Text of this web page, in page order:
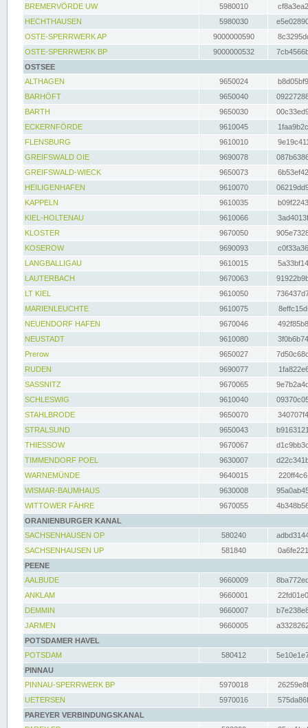
BREMERVÖRDE UW
5980010
HECHTHAUSEN
5980030
OSTE-SPERRWERK AP
9000000590
OSTE-SPERRWERK BP
9000000532
OSTSEE
ALTHAGEN
9650024
BARHÖFT
9650040
BARTH
9650030
ECKERNFÖRDE
9610045
FLENSBURG
9610010
GREIFSWALD OIE
9690078
GREIFSWALD-WIECK
9650073
HEILIGENHAFEN
9610070
KAPPELN
9610035
KIEL-HOLTENAU
9610066
KLOSTER
9670050
KOSEROW
9690093
LANGBALLIGAU
9610015
LAUTERBACH
9670063
LT KIEL
9610050
MARIENLEUCHTE
9610075
NEUENDORF HAFEN
9670046
NEUSTADT
9610080
Prerow
9650027
RUDEN
9690077
SASSNITZ
9670065
SCHLESWIG
9610040
STAHLBRODE
9650070
STRALSUND
9650043
THIESSOW
9670067
TIMMENDORF POEL
9630007
WARNEMÜNDE
9640015
WISMAR-BAUMHAUS
9630008
WITTOWER FÄHRE
9670055
ORANIENBURGER KANAL
SACHSENHAUSEN OP
580240
SACHSENHAUSEN UP
581840
PEENE
AALBUDE
9660009
ANKLAM
9660001
DEMMIN
9660007
JARMEN
9660005
POTSDAMER HAVEL
POTSDAM
580412
PINNAU
PINNAU-SPERRWERK BP
5970018
UETERSEN
5970016
PAREYER VERBINDUNGSKANAL